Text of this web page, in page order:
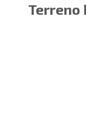
Terreno